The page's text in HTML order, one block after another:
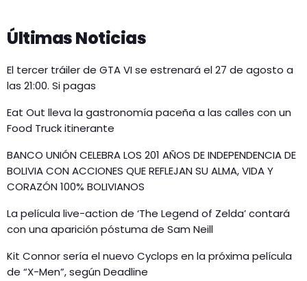
Últimas Noticias
El tercer tráiler de GTA VI se estrenará el 27 de agosto a
las 21:00. Si pagas
Eat Out lleva la gastronomía paceña a las calles con un
Food Truck itinerante
BANCO UNIÓN CELEBRA LOS 201 AÑOS DE INDEPENDENCIA DE
BOLIVIA CON ACCIONES QUE REFLEJAN SU ALMA, VIDA Y
CORAZÓN 100% BOLIVIANOS
La película live-action de ‘The Legend of Zelda’ contará
con una aparición póstuma de Sam Neill
Kit Connor sería el nuevo Cyclops en la próxima película
de “X-Men”, según Deadline